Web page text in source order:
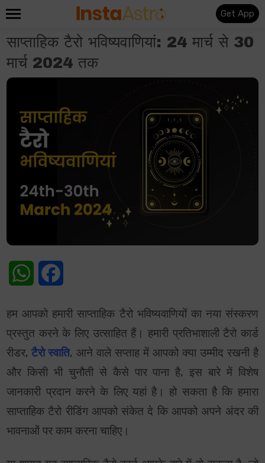
Get App
साप्ताहिक टैरो भविष्यवाणियां: 24 मार्च से 30
मार्च 2024 तक
WhatsApp
हम आपको हमारी साप्ताहिक टैरो भविष्यवाणियों का नया संस्करण
प्रस्तुत करने के लिए उत्साहित हैं। हमारी प्रतिभाशाली टैरो कार्ड
रीडर, टैरो स्वाति, आने वाले सप्ताह में आपको क्या उम्मीद रखनी है
और किसी भी चुनौती से कैसे पार पाना है, इस बारे में विशेष
जानकारी प्रदान करने के लिए यहां है। हो सकता है कि हमारा
साप्ताहिक टैरो रीडिंग आपको संकेत दे कि आपको अपने अंदर की
भावनाओं पर काम करना चाहिए।